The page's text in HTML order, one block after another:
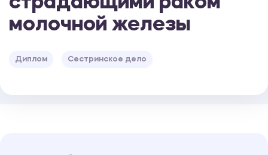
молочной железы
Диплом Сестринское дело